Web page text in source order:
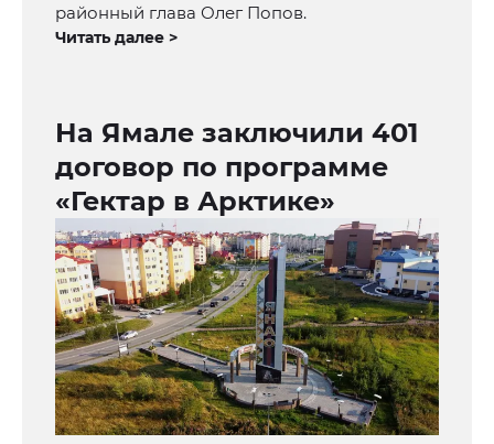
районный глава Олег Попов.
Читать далее >
На Ямале заключили 401
договор по программе
«Гектар в Арктике»